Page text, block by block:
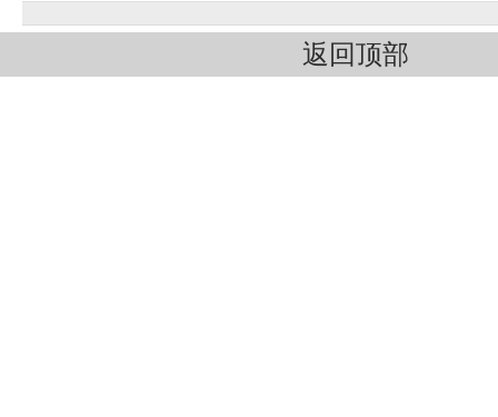
返回顶部